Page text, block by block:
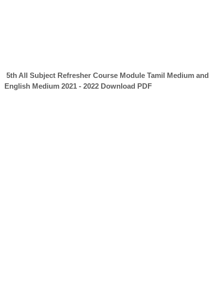
5th All Subject Refresher Course Module Tamil Medium and
English Medium 2021 - 2022 Download PDF